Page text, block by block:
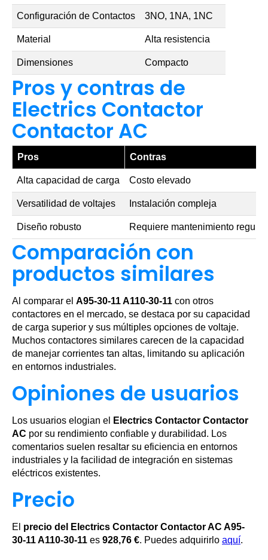
Configuración de Contactos 3NO, 1NA, 1NC
Material Alta resistencia
Dimensiones Compacto
Pros y contras de
Electrics Contactor
Contactor AC
Pros Contras
Alta capacidad de carga Costo elevado
Versatilidad de voltajes Instalación compleja
Diseño robusto Requiere mantenimiento regular
Comparación con
productos similares
Al comparar el A95-30-11 A110-30-11 con otros
contactores en el mercado, se destaca por su capacidad
de carga superior y sus múltiples opciones de voltaje.
Muchos contactores similares carecen de la capacidad
de manejar corrientes tan altas, limitando su aplicación
en entornos industriales.
Opiniones de usuarios
Los usuarios elogian el
Electrics Contactor Contactor
AC por su rendimiento confiable y durabilidad. Los
comentarios suelen resaltar su eficiencia en entornos
industriales y la facilidad de integración en sistemas
eléctricos existentes.
Precio
El precio del Electrics Contactor Contactor AC A95-
30-11 A110-30-11 es 928,76 €. Puedes adquirirlo aquí.